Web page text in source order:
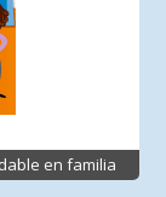
en familia